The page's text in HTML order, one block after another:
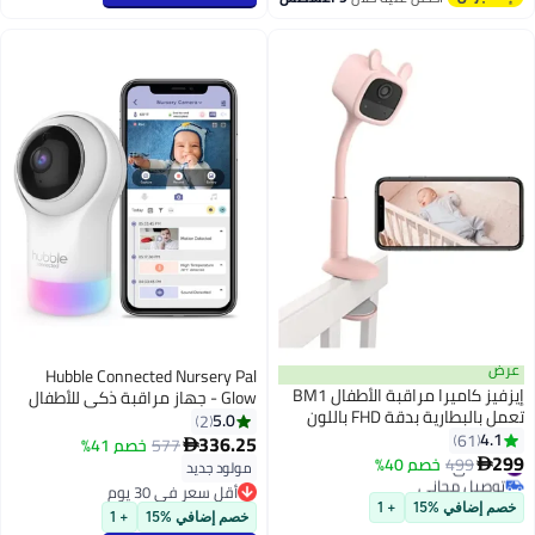
عرض
إيزفيز كاميرا مراقبة الأطفال BM1
تعمل بالبطارية بدقة FHD باللون
الوردي
4.1
61
299
499 خصم 40% #12 في شاشات السلامة
توصيل مجاني
#12 في شاشات السلامة
خصم إضافي %15 + 1
Hubble Connected Nursery Pal
Glow - جهاز مراقبة ذكي للأطفال
الرضع / الأطفال مع كاميرا فيديو
أمنية لاسلكية للحضانة - محادثة
ثنائية الاتجاه، مدرب النوم، رؤية ليلية
بالأشعة تحت الحمراء - أبيض
5.0
2
336.25
577 خصم 41%
مولود جديد
أقل سعر في 30 يوم
أقل سعر في 30 يوم
خصم إضافي %15 + 1